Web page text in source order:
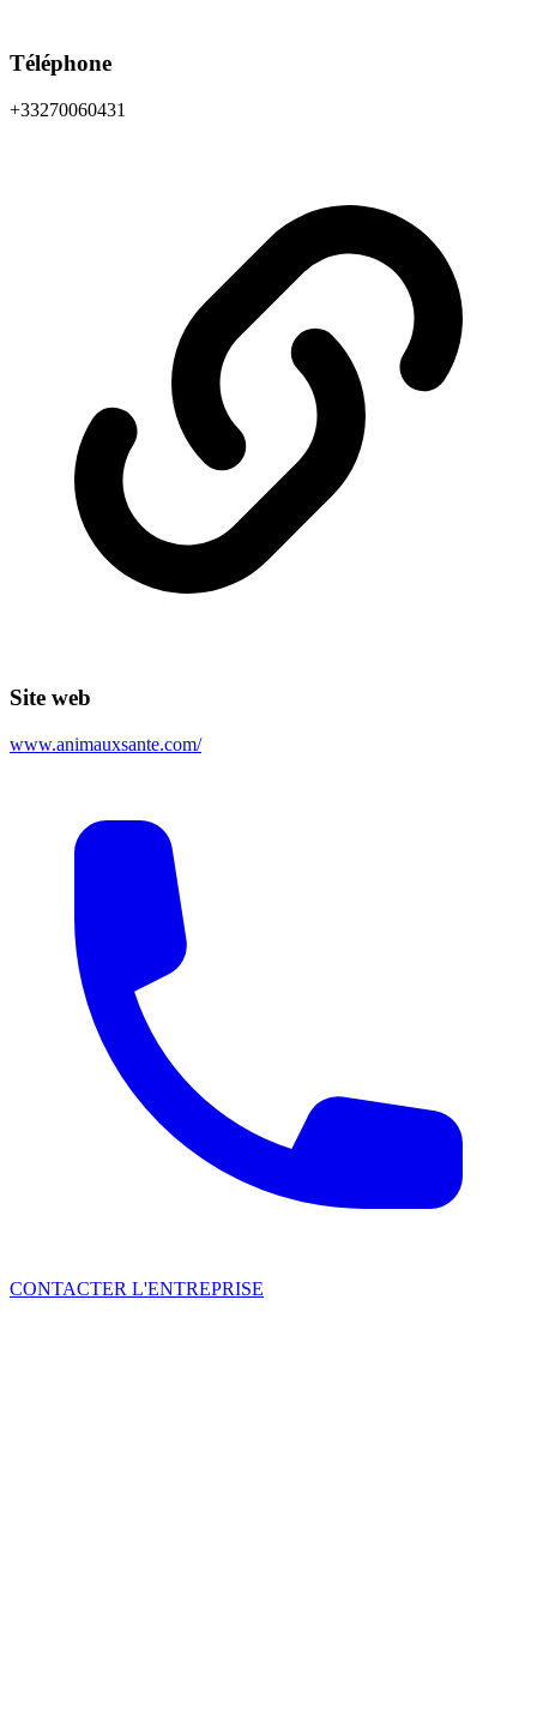
Téléphone
+33270060431
Site web
www.animauxsante.com/
CONTACTER L'ENTREPRISE